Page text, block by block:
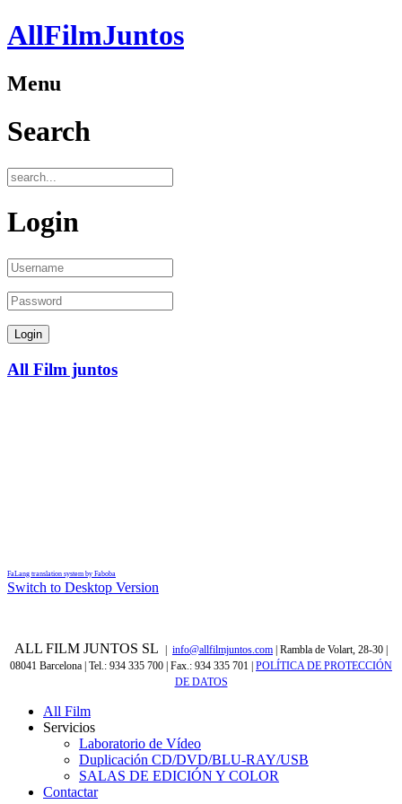
AllFilmJuntos
Menu
Search
Login
All Film juntos
FaLang translation system by Faboba
Switch to Desktop Version
ALL FILM JUNTOS SL info@allfilmjuntos.com | Rambla de Volart, 28-30 |
08041 Barcelona | Tel.: 934 335 700 | Fax.: 934 335 701 POLÍTICA DE PROTECCIÓN
DE DATOS
All Film
Servicios
Laboratorio de Vídeo
Duplicación CD/DVD/BLU-RAY/USB
SALAS DE EDICIÓN Y COLOR
Contactar